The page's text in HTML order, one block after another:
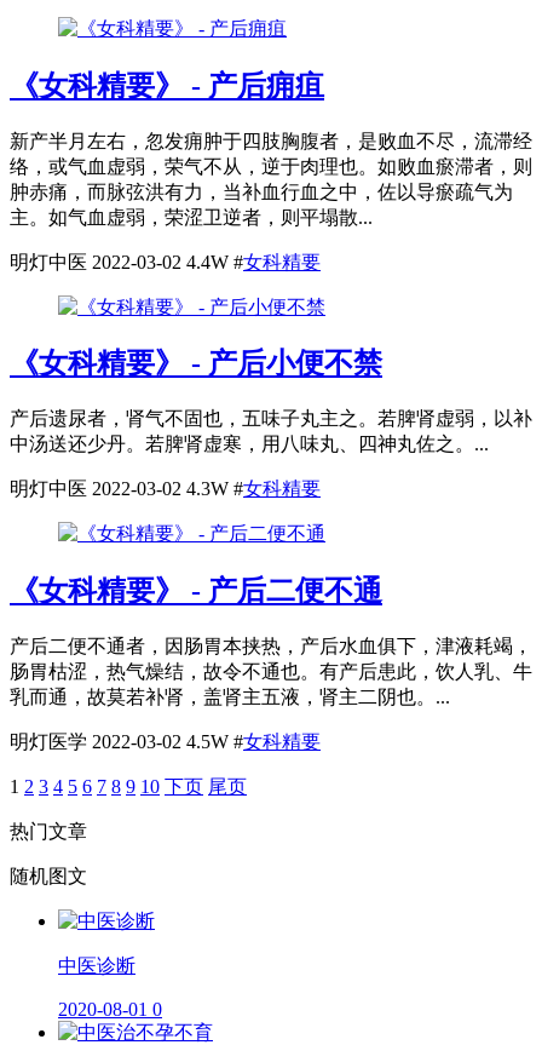
《女科精要》 - 产后痈疽
新产半月左右，忽发痈肿于四肢胸腹者，是败血不尽，流滞经
络，或气血虚弱，荣气不从，逆于肉理也。如败血瘀滞者，则
肿赤痛，而脉弦洪有力，当补血行血之中，佐以导瘀疏气为
主。如气血虚弱，荣涩卫逆者，则平塌散...
明灯中医 2022-03-02 4.4W #女科精要
《女科精要》 - 产后小便不禁
产后遗尿者，肾气不固也，五味子丸主之。若脾肾虚弱，以补
中汤送还少丹。若脾肾虚寒，用八味丸、四神丸佐之。...
明灯中医 2022-03-02 4.3W #女科精要
《女科精要》 - 产后二便不通
产后二便不通者，因肠胃本挟热，产后水血俱下，津液耗竭，
肠胃枯涩，热气燥结，故令不通也。有产后患此，饮人乳、牛
乳而通，故莫若补肾，盖肾主五液，肾主二阴也。...
明灯医学 2022-03-02 4.5W #女科精要
1 2 3 4 5 6 7 8 9 10 下页 尾页
热门文章
随机图文
​中医诊断
2020-08-01 0